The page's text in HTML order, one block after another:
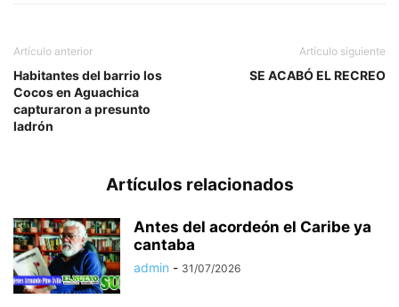
Artículo anterior
Habitantes del barrio los
Cocos en Aguachica
capturaron a presunto
ladrón
Artículo siguiente
SE ACABÓ EL RECREO
Artículos relacionados
Antes del acordeón el Caribe ya
cantaba
admin - 31/07/2026